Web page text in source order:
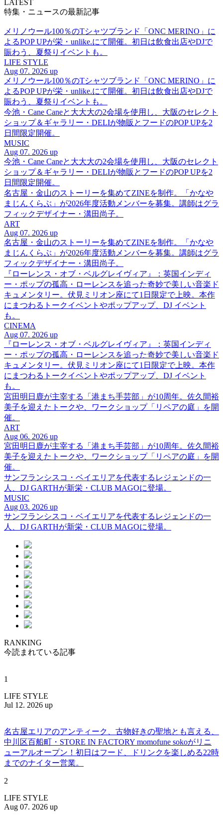
LATEST
特集・ニュースの最新記事
メリノウール100％のTシャツブランド「ONC MERINO」に
よるPOP UPが栄・unlike.にて開催。初日は飲食出店やDJで
賑わう、夏祭りイベントも。
LIFE STYLE
Aug 07. 2026 up
メリノウール100％のTシャツブランド「ONC MERINO」に
よるPOP UPが栄・unlike.にて開催。初日は飲食出店やDJで
賑わう、夏祭りイベントも。
今池・Cane Caneと大大大の2会場を使用し、大阪のセレクト
ショップ＆ギャラリー・DELIが物販とフードのPOP UPを2
日間限定開催。
MUSIC
Aug 07. 2026 up
今池・Cane Caneと大大大の2会場を使用し、大阪のセレクト
ショップ＆ギャラリー・DELIが物販とフードのPOP UPを2
日間限定開催。
名古屋・金山のストーリーを集めてZINEを制作。「かなや
まじんくらぶ」が2026年度活動メンバーを募集。講師はグラ
フィックデザイナー・溝田尚子。
ART
Aug 07. 2026 up
名古屋・金山のストーリーを集めてZINEを制作。「かなや
まじんくらぶ」が2026年度活動メンバーを募集。講師はグラ
フィックデザイナー・溝田尚子。
『ローレンス・オブ・ベルグレイヴィア』：英国インディ
ー・ポップの孤高・ローレンスを追った奇妙で美しい音楽ド
キュメンタリー。伏見ミリオン座にて1日限定で上映。本作
にまつわるトークイベントやポップアップ、DJ イベント
も。
CINEMA
Aug 07. 2026 up
『ローレンス・オブ・ベルグレイヴィア』：英国インディ
ー・ポップの孤高・ローレンスを追った奇妙で美しい音楽ド
キュメンタリー。伏見ミリオン座にて1日限定で上映。本作
にまつわるトークイベントやポップアップ、DJ イベント
も。
宮田明日鹿が主宰する「港まち手芸部」が10周年。佐久間裕
美子を迎えたトークや、ワークショップ「リペアの庭」を開
催。
ART
Aug 06. 2026 up
宮田明日鹿が主宰する「港まち手芸部」が10周年。佐久間裕
美子を迎えたトークや、ワークショップ「リペアの庭」を開
催。
サンフランシスコ・ベイエリアを代表するレジェンドの一
人、DJ GARTHが新栄・CLUB MAGOに登場。
MUSIC
Aug 03. 2026 up
サンフランシスコ・ベイエリアを代表するレジェンドの一
人、DJ GARTHが新栄・CLUB MAGOに登場。
RANKING
今読まれている記事
1
LIFE STYLE
Jul 12. 2026 up
名古屋エリアのアンティーク、古物好きの聖地とも言える、
中川区百船町・STORE IN FACTORY momofune sokoがリニ
ューアルオープン！初日はフード、ドリンクを楽しめる22時
までのナイター営業。
2
LIFE STYLE
Aug 07. 2026 up